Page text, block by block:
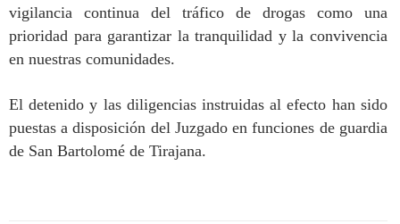
vigilancia continua del tráfico de drogas como una
prioridad para garantizar la tranquilidad y la convivencia
en nuestras comunidades.
El detenido y las diligencias instruidas al efecto han sido
puestas a disposición del Juzgado en funciones de guardia
de San Bartolomé de Tirajana.